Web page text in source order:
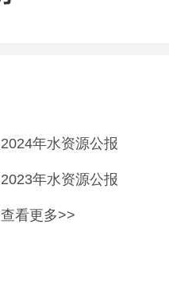
2024年水资源公报
2023年水资源公报
查看更多>>